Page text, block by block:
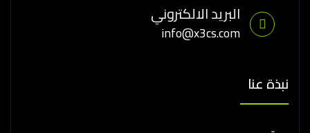
البريد الالكتروني
info@x3cs.com
نبذة عنا